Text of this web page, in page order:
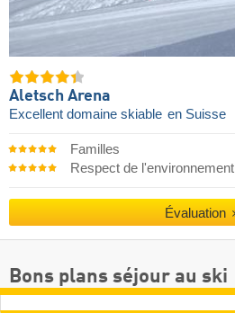
Aletsch Arena
Excellent domaine skiable en Suisse
Familles
Respect de l'environnement
Évaluation
Bons plans séjour au ski